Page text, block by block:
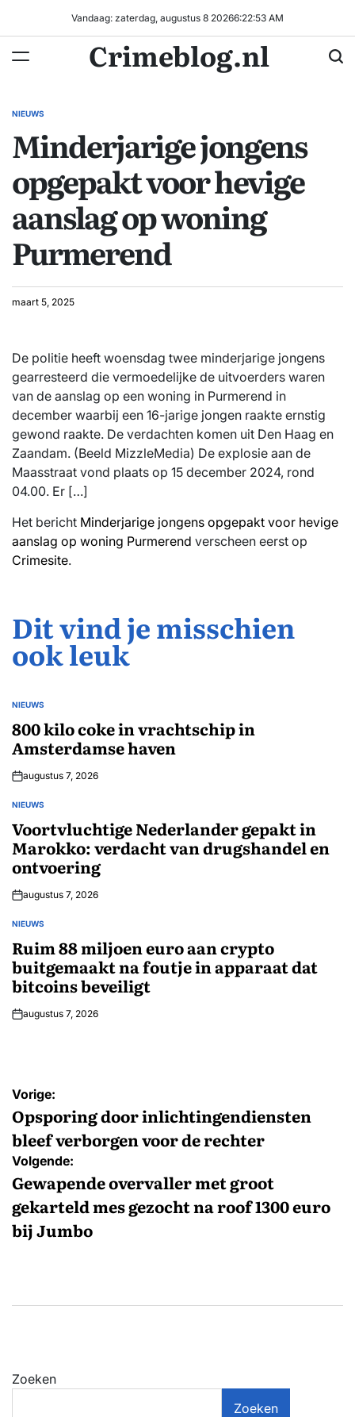
inhoud
Vandaag: zaterdag, augustus 8 20266:22:53 AM
Crimeblog.nl
GEPLAATST
NIEUWS
Minderjarige jongens
opgepakt voor hevige
aanslag op woning
Purmerend
maart 5, 2025
De politie heeft woensdag twee minderjarige jongens
gearresteerd die vermoedelijke de uitvoerders waren
van de aanslag op een woning in Purmerend in
december waarbij een 16-jarige jongen raakte ernstig
gewond raakte. De verdachten komen uit Den Haag en
Zaandam. (Beeld MizzleMedia) De explosie aan de
Maasstraat vond plaats op 15 december 2024, rond
04.00. Er […]
Het bericht Minderjarige jongens opgepakt voor hevige
aanslag op woning Purmerend verscheen eerst op
Crimesite.
Dit vind je misschien
ook leuk
GEPLAATST
NIEUWS
800 kilo coke in vrachtschip in
Amsterdamse haven
augustus 7, 2026
GEPLAATST
NIEUWS
Voortvluchtige Nederlander gepakt in
Marokko: verdacht van drugshandel en
ontvoering
augustus 7, 2026
GEPLAATST
NIEUWS
Ruim 88 miljoen euro aan crypto
buitgemaakt na foutje in apparaat dat
bitcoins beveiligt
augustus 7, 2026
Bericht
navigatie
Vorige:
Opsporing door inlichtingendiensten
bleef verborgen voor de rechter
Volgende:
Gewapende overvaller met groot
gekarteld mes gezocht na roof 1300 euro
bij Jumbo
Zoeken
Zoeken